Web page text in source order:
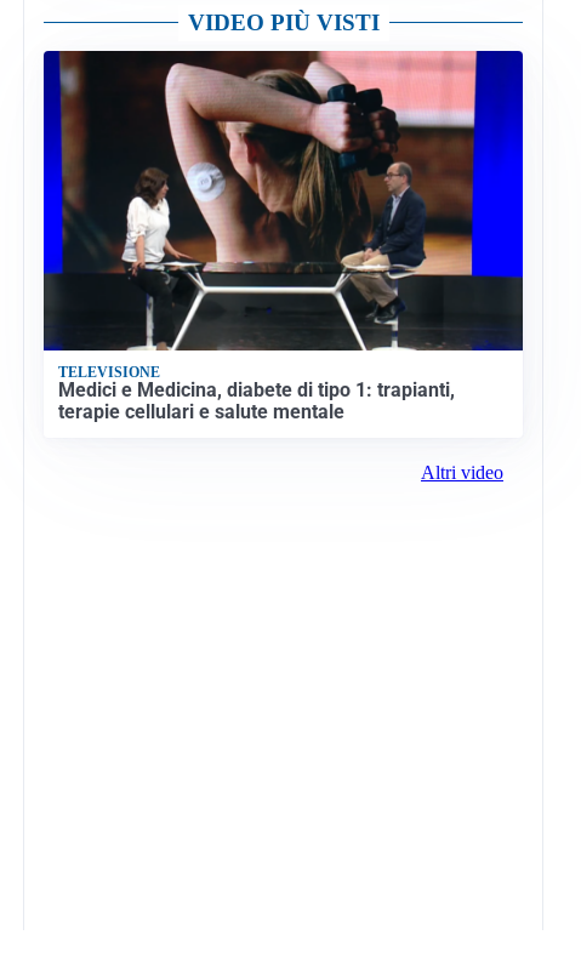
VIDEO PIÙ VISTI
TELEVISIONE
Medici e Medicina, diabete di tipo 1: trapianti,
terapie cellulari e salute mentale
Altri video